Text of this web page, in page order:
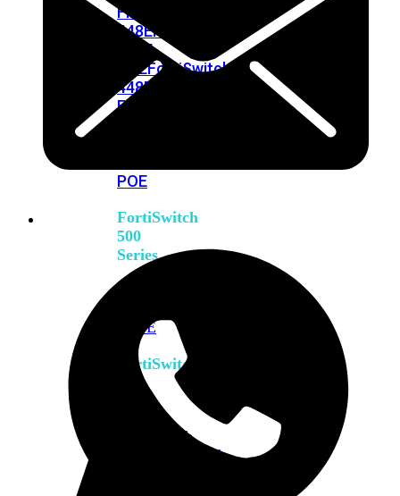
Fiber
448EFortiSwitch
448E-
POEFortiSwitch
448E-
FPOE
POE
FortiSwitch
500
Series
FPOE
FortiSwitch
Series
FortiSwitch
FortiSwitch